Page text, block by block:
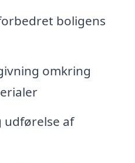
boligens
omkring
udførelse af